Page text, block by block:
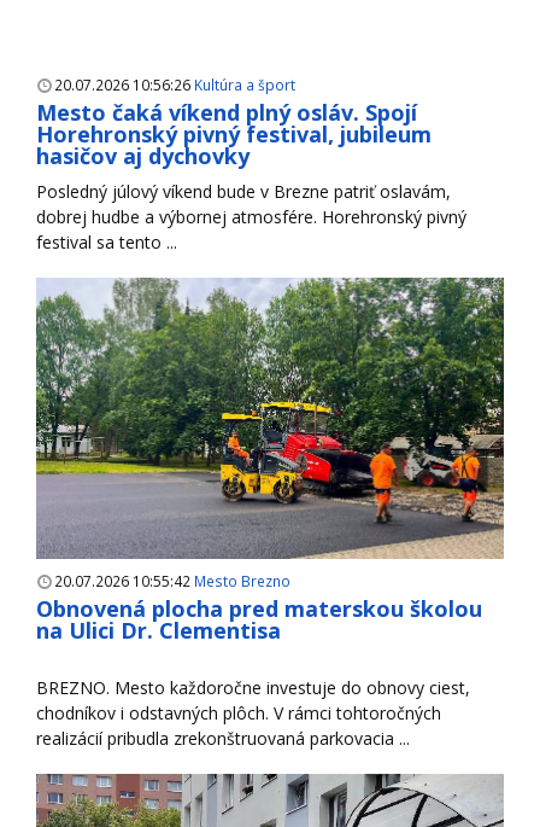
20.07.2026 10:56:26 Kultúra a šport
Mesto čaká víkend plný osláv. Spojí
Horehronský pivný festival, jubileum
hasičov aj dychovky
Posledný júlový víkend bude v Brezne patriť oslavám,
dobrej hudbe a výbornej atmosfére. Horehronský pivný
festival sa tento ...
20.07.2026 10:55:42 Mesto Brezno
Obnovená plocha pred materskou školou
na Ulici Dr. Clementisa
BREZNO. Mesto každoročne investuje do obnovy ciest,
chodníkov i odstavných plôch. V rámci tohtoročných
realizácií pribudla zrekonštruovaná parkovacia ...